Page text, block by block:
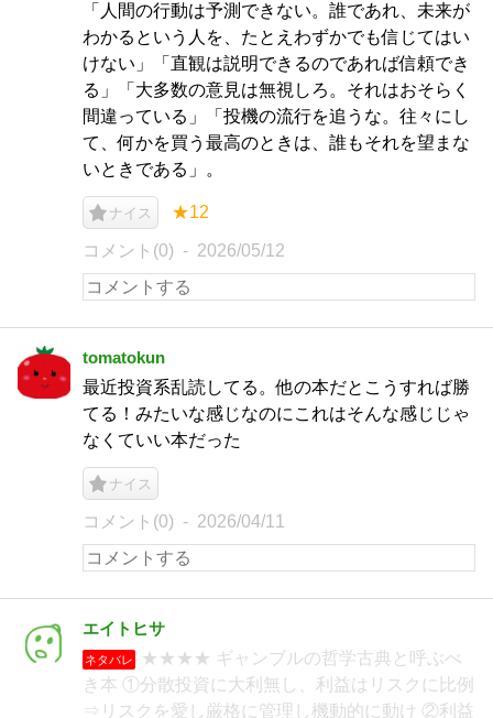
「人間の行動は予測できない。誰であれ、未来が
わかるという人を、たとえわずかでも信じてはい
けない」「直観は説明できるのであれば信頼でき
る」「大多数の意見は無視しろ。それはおそらく
間違っている」「投機の流行を追うな。往々にし
て、何かを買う最高のときは、誰もそれを望まな
いときである」。
ナイス ★12
コメント(0) 2026/05/12
tomatokun
最近投資系乱読してる。他の本だとこうすれば勝
てる！みたいな感じなのにこれはそんな感じじゃ
なくていい本だった
ナイス
コメント(0) 2026/04/11
エイトヒサ
ネタバレ
★★★★ ギャンブルの哲学古典と呼ぶべ
き本 ①分散投資に大利無し、利益はリスクに比例
⇒リスクを愛し厳格に管理し機動的に動け ②利益